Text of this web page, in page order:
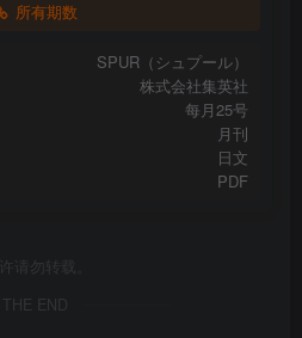
所有期数
SPUR（シュプール）
株式会社集英社
每月25号
月刊
日文
PDF
请勿转载。
THE END